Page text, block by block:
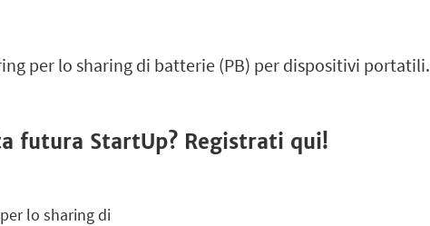
per lo sharing di batterie (PB) per dispositivi portatili.
futura StartUp? Registrati qui!
lo sharing di